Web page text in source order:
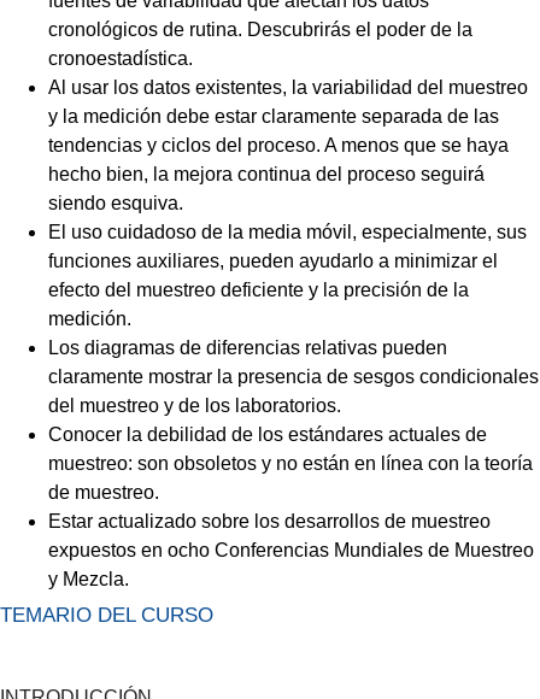
cronológicos de rutina. Descubrirás el poder de la
cronoestadística.
Al usar los datos existentes, la variabilidad del muestreo
y la medición debe estar claramente separada de las
tendencias y ciclos del proceso. A menos que se haya
hecho bien, la mejora continua del proceso seguirá
siendo esquiva.
El uso cuidadoso de la media móvil, especialmente, sus
funciones auxiliares, pueden ayudarlo a minimizar el
efecto del muestreo deficiente y la precisión de la
medición.
Los diagramas de diferencias relativas pueden
claramente mostrar la presencia de sesgos condicionales
del muestreo y de los laboratorios.
Conocer la debilidad de los estándares actuales de
muestreo: son obsoletos y no están en línea con la teoría
de muestreo.
Estar actualizado sobre los desarrollos de muestreo
expuestos en ocho Conferencias Mundiales de Muestreo
y Mezcla.
TEMARIO DEL CURSO